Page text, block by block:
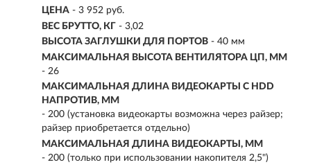
ЦЕНА - 3 952 руб.
ВЕС БРУТТО, КГ - 3,02
ВЫСОТА ЗАГЛУШКИ ДЛЯ ПОРТОВ - 40 мм
МАКСИМАЛЬНАЯ ВЫСОТА ВЕНТИЛЯТОРА ЦП, ММ
- 26
МАКСИМАЛЬНАЯ ДЛИНА ВИДЕОКАРТЫ С HDD
НАПРОТИВ, ММ
- 200 (установка видеокарты возможна через райзер;
райзер приобретается отдельно)
МАКСИМАЛЬНАЯ ДЛИНА ВИДЕОКАРТЫ, ММ
- 200 (только при использовании накопителя 2,5")